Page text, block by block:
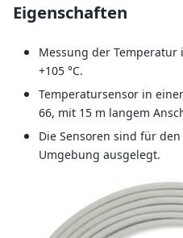
Eigenschaften
Messung der Temperatur
+105 °C.
Temperatursensor in
66, mit 15 m langem
Die Sensoren sind für
Umgebung ausgelegt.